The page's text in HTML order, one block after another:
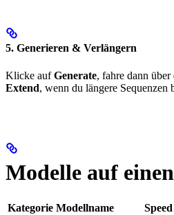
5. Generieren & Verlängern
Klicke aufGenerate, fahre dann
Extend, wenn du längere Sequenzen
Modelle auf
Kategorie Modellname Speed